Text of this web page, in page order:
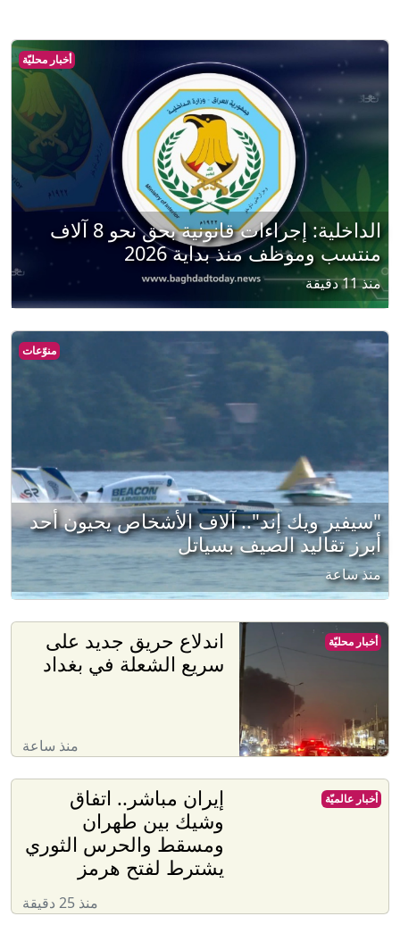
أخبار محليّة
الداخلية: إجراءات قانونية بحق نحو 8 آلاف
منتسب وموظف منذ بداية 2026
منذ 11 دقيقة
منوّعات
"سيفير ويك إند".. آلاف الأشخاص يحيون أحد
أبرز تقاليد الصيف بسياتل
منذ ساعة
اندلاع حريق جديد على
سريع الشعلة في بغداد
منذ ساعة
أخبار محليّة
إيران مباشر.. اتفاق
وشيك بين طهران
ومسقط والحرس الثوري
يشترط لفتح هرمز
منذ 25 دقيقة
أخبار عالميّة